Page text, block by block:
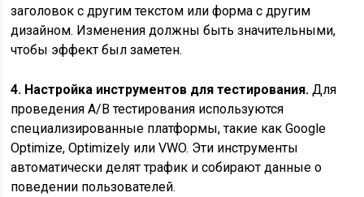
заголовок с другим текстом или форма с другим
дизайном. Изменения должны быть значительными,
чтобы эффект был заметен.
4. Настройка инструментов для тестирования. Для
проведения A/B тестирования используются
специализированные платформы, такие как Google
Optimize, Optimizely или VWO. Эти инструменты
автоматически делят трафик и собирают данные о
поведении пользователей.